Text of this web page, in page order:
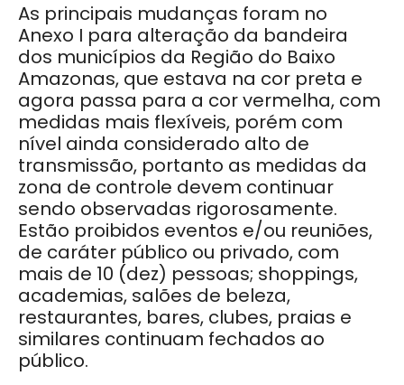
As principais mudanças foram no
Anexo I para alteração da bandeira
dos municípios da Região do Baixo
Amazonas, que estava na cor preta e
agora passa para a cor vermelha, com
medidas mais flexíveis, porém com
nível ainda considerado alto de
transmissão, portanto as medidas da
zona de controle devem continuar
sendo observadas rigorosamente.
Estão proibidos eventos e/ou reuniões,
de caráter público ou privado, com
mais de 10 (dez) pessoas; shoppings,
academias, salões de beleza,
restaurantes, bares, clubes, praias e
similares continuam fechados ao
público.